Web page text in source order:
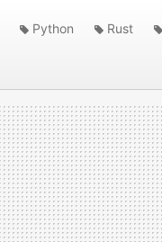
Python Rust